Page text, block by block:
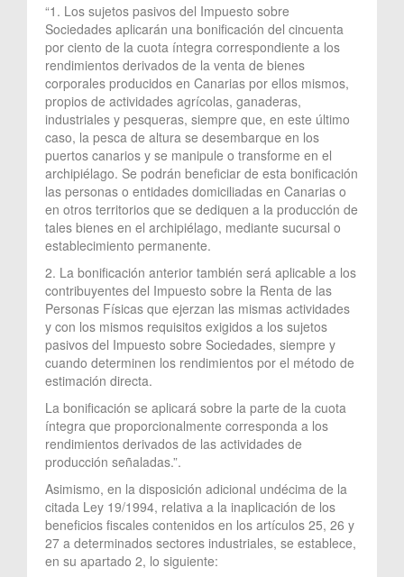
“1. Los sujetos pasivos del Impuesto sobre
Sociedades aplicarán una bonificación del cincuenta
por ciento de la cuota íntegra correspondiente a los
rendimientos derivados de la venta de bienes
corporales producidos en Canarias por ellos mismos,
propios de actividades agrícolas, ganaderas,
industriales y pesqueras, siempre que, en este último
caso, la pesca de altura se desembarque en los
puertos canarios y se manipule o transforme en el
archipiélago. Se podrán beneficiar de esta bonificación
las personas o entidades domiciliadas en Canarias o
en otros territorios que se dediquen a la producción de
tales bienes en el archipiélago, mediante sucursal o
establecimiento permanente.
2. La bonificación anterior también será aplicable a los
contribuyentes del Impuesto sobre la Renta de las
Personas Físicas que ejerzan las mismas actividades
y con los mismos requisitos exigidos a los sujetos
pasivos del Impuesto sobre Sociedades, siempre y
cuando determinen los rendimientos por el método de
estimación directa.
La bonificación se aplicará sobre la parte de la cuota
íntegra que proporcionalmente corresponda a los
rendimientos derivados de las actividades de
producción señaladas.”.
Asimismo, en la disposición adicional undécima de la
citada Ley 19/1994, relativa a la inaplicación de los
beneficios fiscales contenidos en los artículos 25, 26 y
27 a determinados sectores industriales, se establece,
en su apartado 2, lo siguiente: